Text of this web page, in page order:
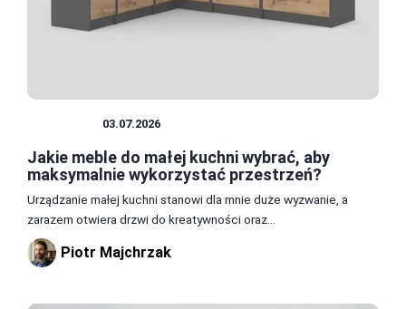
03.07.2026
Jakie meble do małej kuchni wybrać, aby
maksymalnie wykorzystać przestrzeń?
Urządzanie małej kuchni stanowi dla mnie duże wyzwanie, a
zarazem otwiera drzwi do kreatywności oraz...
Piotr Majchrzak